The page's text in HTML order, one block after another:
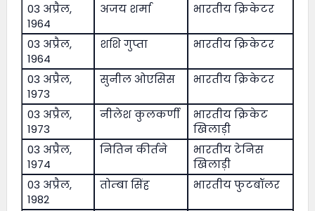
03 अप्रैल,
1964
अजय शर्मा भारतीय क्रिकेटर
03 अप्रैल,
1964
शशि गुप्ता भारतीय क्रिकेटर
03 अप्रैल,
1973
सुनील ओएसिस भारतीय क्रिकेटर
03 अप्रैल,
1973
नीलेश कुलकर्णी
भारतीय क्रिकेट
खिलाड़ी
03 अप्रैल,
1974
नितिन कीर्तने
भारतीय टेनिस
खिलाड़ी
03 अप्रैल,
1982
तोम्बा सिंह भारतीय फुटबॉलर